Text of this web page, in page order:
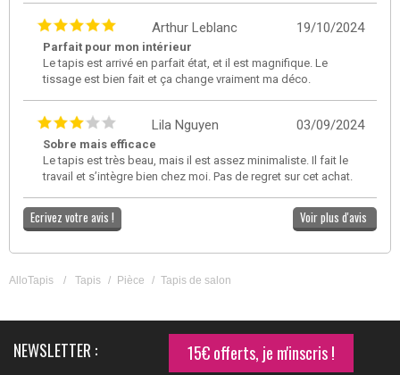
19/10/2024
Arthur Leblanc
Parfait pour mon intérieur
Le tapis est arrivé en parfait état, et il est magnifique. Le
tissage est bien fait et ça change vraiment ma déco.
03/09/2024
Lila Nguyen
Sobre mais efficace
Le tapis est très beau, mais il est assez minimaliste. Il fait le
travail et s’intègre bien chez moi. Pas de regret sur cet achat.
Ecrivez votre avis ! Voir plus d'avis
AlloTapis / Tapis / Pièce / Tapis de salon
NEWSLETTER : 15€ offerts, je m'inscris !